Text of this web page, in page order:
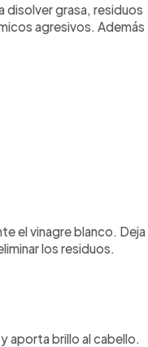
disolver grasa, residuos
agresivos. Además
el vinagre blanco. Deja
los residuos.
aporta brillo al cabello.